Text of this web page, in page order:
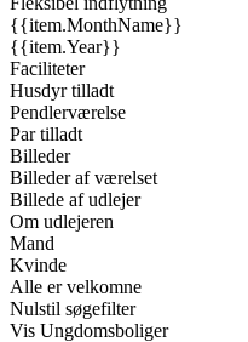
{{item.MonthName}}
{{item.Year}}
Faciliteter
Husdyr tilladt
Pendlerværelse
Par tilladt
Billeder
Billeder af værelset
Billede af udlejer
Om udlejeren
Mand
Kvinde
Alle er velkomne
Nulstil søgefilter
Vis Ungdomsboliger